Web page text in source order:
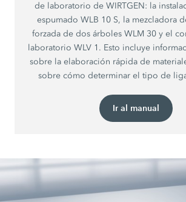
de laboratorio de WIRTGEN: la
espumado WLB 10 S, la mezcladora
forzada de dos árboles WLM 30 y el
laboratorio WLV 1. Esto incluye
sobre la elaboración rápida de
sobre cómo determinar el tipo de
Ir al manual